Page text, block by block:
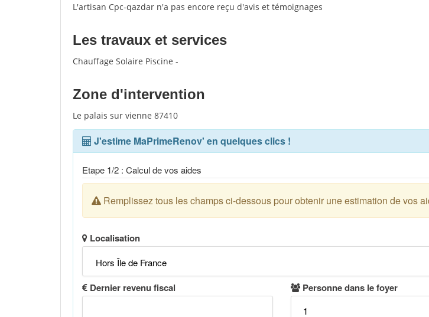
L'artisan Cpc-qazdar n'a pas encore reçu d'avis et témoignages
Les travaux et services
Chauffage Solaire Piscine -
Zone d'intervention
Le palais sur vienne 87410